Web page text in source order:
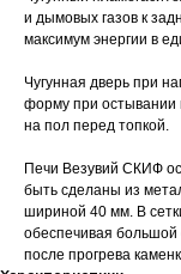
и дымовых газов к
максимум энергии в
Чугунная дверь при
форму при остывании
на пол перед топкой.
Печи Везувий СКИФ
быть сделаны из
шириной 40 мм. В
обеспечивая
после прогрева